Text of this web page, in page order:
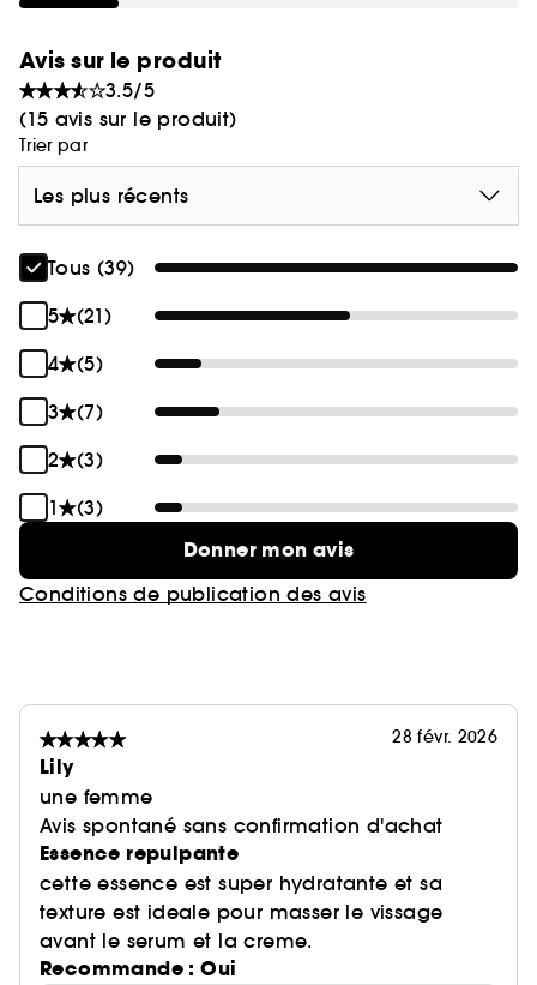
démarrer leur routine anti-âge par une essence
MADE IN FRANCE
(1) Fabriqué en France
Avis sur le produit
3.5/5
(15 avis sur le produit)
Trier par
Les plus récents
Tous (39)
5
(21)
4
(5)
3
(7)
2
(3)
1
(3)
Donner mon avis
Conditions de publication des avis
28 févr. 2026
Lily
une femme
Avis spontané sans confirmation d'achat
Essence repulpante
cette essence est super hydratante et sa
texture est ideale pour masser le vissage
avant le serum et la creme.
Recommande : Oui